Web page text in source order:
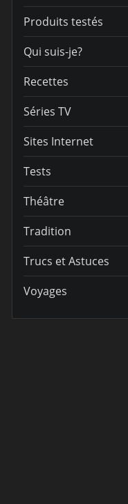
Produits testés
Qui suis-je?
Recettes
Séries TV
Sites Internet
Tests
Théâtre
Tradition
Trucs et Astuces
Voyages